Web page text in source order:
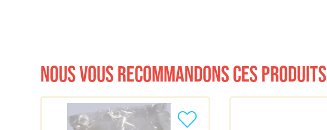
Nous vous recommandons ces produits
Ajouter le produit à ma liste